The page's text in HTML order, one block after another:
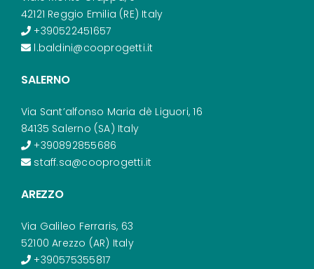
42121 Reggio Emilia (RE) Italy
+390522451657
l.baldini@cooprogetti.it
SALERNO
Via Sant’alfonso Maria dè Liguori, 16
84135 Salerno (SA) Italy
+390892855686
staff.sa@cooprogetti.it
AREZZO
Via Galileo Ferraris, 63
52100 Arezzo (AR) Italy
+390575355817